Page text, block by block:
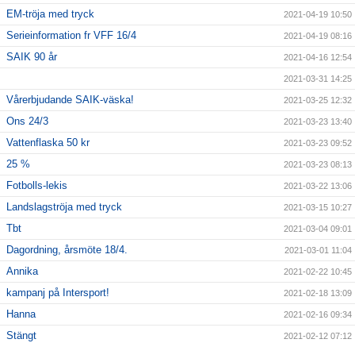
EM-tröja med tryck 2021-04-19 10:50
Serieinformation fr VFF 16/4 2021-04-19 08:16
SAIK 90 år 2021-04-16 12:54
2021-03-31 14:25
Vårerbjudande SAIK-väska! 2021-03-25 12:32
Ons 24/3 2021-03-23 13:40
Vattenflaska 50 kr 2021-03-23 09:52
25 % 2021-03-23 08:13
Fotbolls-lekis 2021-03-22 13:06
Landslagströja med tryck 2021-03-15 10:27
Tbt 2021-03-04 09:01
Dagordning, årsmöte 18/4. 2021-03-01 11:04
Annika 2021-02-22 10:45
kampanj på Intersport! 2021-02-18 13:09
Hanna 2021-02-16 09:34
Stängt 2021-02-12 07:12